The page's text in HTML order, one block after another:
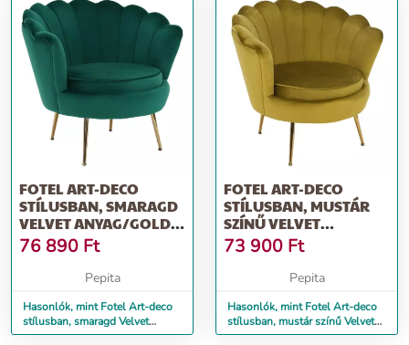
FOTEL ART-DECO
STÍLUSBAN, SMARAGD
VELVET ANYAG/GOLD
KRÓM-ARANY, NOBLIN
76 890 Ft
Pepita
Hasonlók, mint Fotel Art-deco
stílusban, smaragd Velvet
anyag/gold króm-arany, NOBLIN
FOTEL ART-DECO
STÍLUSBAN, MUSTÁR
SZÍNŰ VELVET
ANYAG/GOLD CHRÓM-
AR...
73 900 Ft
Pepita
Hasonlók, mint Fotel Art-deco
stílusban, mustár színű Velvet
anyag/gold chróm-ar...